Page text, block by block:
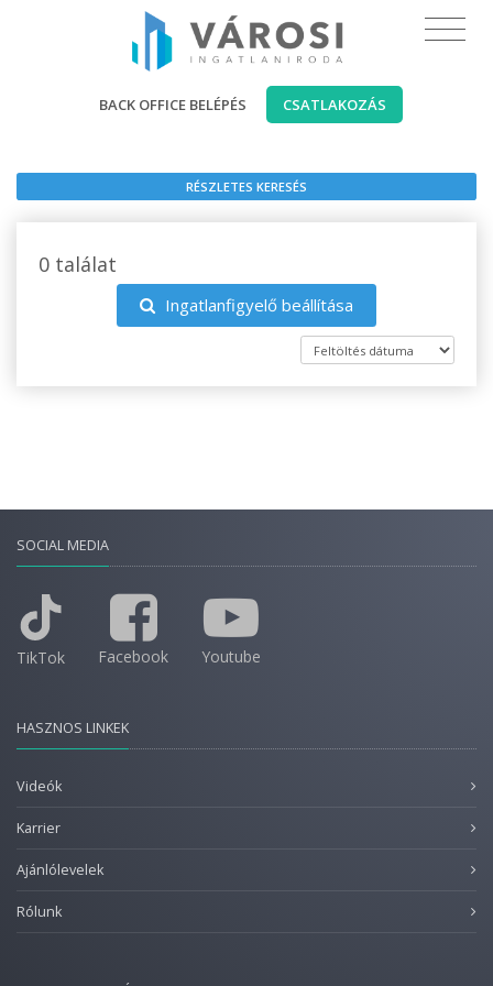
BACK OFFICE BELÉPÉS CSATLAKOZÁS
RÉSZLETES KERESÉS
0 találat
Ingatlanfigyelő beállítása
SOCIAL MEDIA
TikTok Facebook Youtube
HASZNOS LINKEK
Videók
Karrier
Ajánlólevelek
Rólunk